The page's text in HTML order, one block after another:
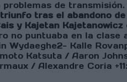
de transmisión.
tras el abandono
y Kajetan
no puntuaba en la
Wydaeghe2- Kalle
Katsuta / Aaron
/ Alexandre Coria